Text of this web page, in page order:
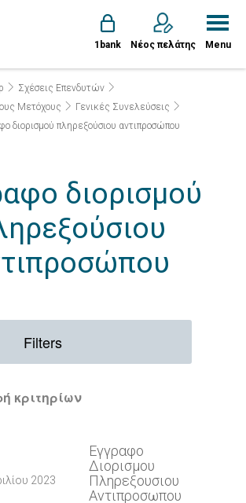
1bank Νέος πελάτης Menu
Σχέσεις Επενδυτών
Μετόχους
Γενικές Συνελεύσεις
διορισμού πληρεξούσιου αντιπροσώπου
διορισμού
Filters
κριτηρίων
2023
Εγγραφο
Διορισμου
Πληρεξουσιου
Αντιπροσωπου